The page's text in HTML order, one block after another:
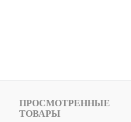
ПРОСМОТРЕННЫЕ
ТОВАРЫ